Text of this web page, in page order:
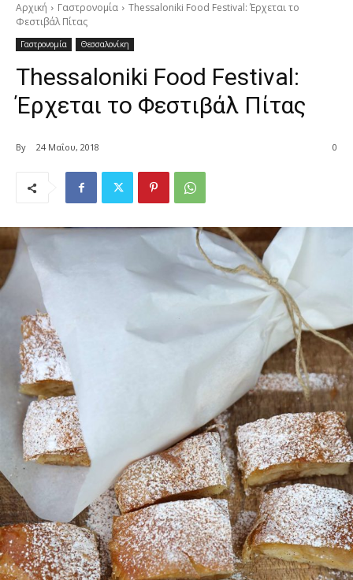
Αρχική Γαστρονομία
Thessaloniki Food Festival: Έρχεται το
Φεστιβάλ Πίτας
Γαστρονομία Θεσσαλονίκη
Thessaloniki Food Festival:
Έρχεται το Φεστιβάλ Πίτας
By 24 Μαΐου, 2018 0